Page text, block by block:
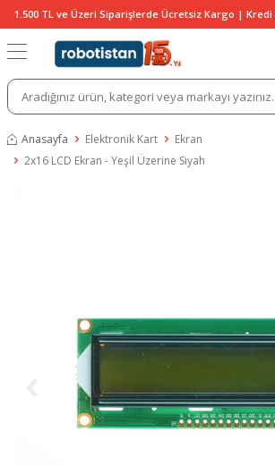
1.500 TL ve Üzeri Siparişlerde Ücretsiz Kargo | Kredi
Anasayfa Elektronik Kart
Ekran
2x16 LCD Ekran - Yeşil Üzerine Siyah